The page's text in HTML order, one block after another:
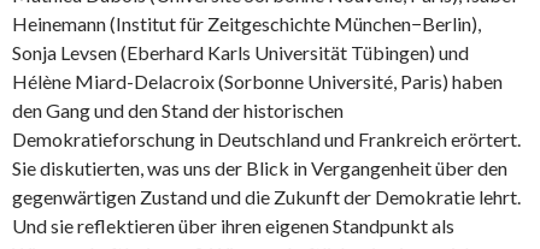
Heinemann (Institut für Zeitgeschichte München−Berlin),
Sonja Levsen (Eberhard Karls Universität Tübingen) und
Hélène Miard-Delacroix (Sorbonne Université, Paris) haben
den Gang und den Stand der historischen
Demokratieforschung in Deutschland und Frankreich erörtert.
Sie diskutierten, was uns der Blick in Vergangenheit über den
gegenwärtigen Zustand und die Zukunft der Demokratie lehrt.
Und sie reflektieren über ihren eigenen Standpunkt als